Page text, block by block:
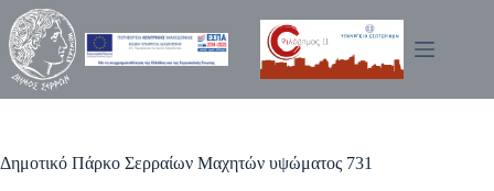
Μετάβαση
στο
περιεχόμενο
Δημοτικό Πάρκο Σερραίων Μαχητών υψώματος 731